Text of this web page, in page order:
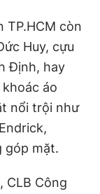
TP.HCM còn
Huy, cựu
Định, hay
áo
nổi trội như
góp mặt.
CLB Công